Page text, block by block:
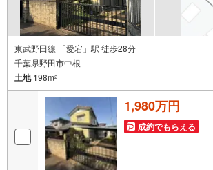
東武野田線 「愛宕」駅 徒歩28分
千葉県野田市中根
土地198m2
1,980万円
成約でもらえる